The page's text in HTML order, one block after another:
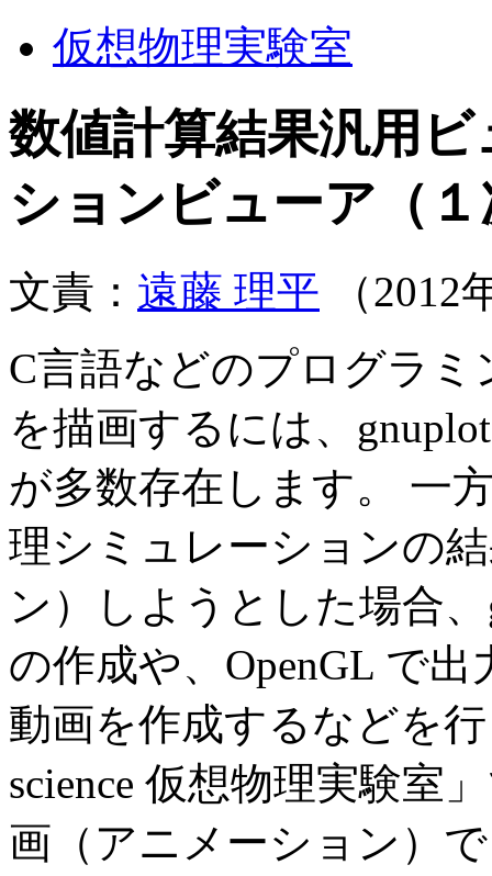
仮想物理実験室
数値計算結果汎用
ションビューア（
文責： 遠藤 理平 （2012
C言語などのプログラ
を描画するには、
が多数存在します。 一
理シミュレーションの
ン）しようとした場合
の作成や、OpenGL で
動画を作成するなどを
science 仮想物理実験室
画（アニメーション）